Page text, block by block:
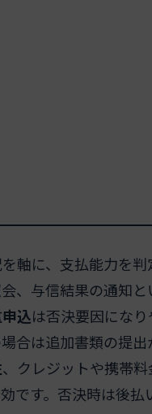
軸に、支払能力を判
、与信結果の通知
込は否決要因にな
合は追加書類の提
、クレジットや携帯料
です。否決時は後